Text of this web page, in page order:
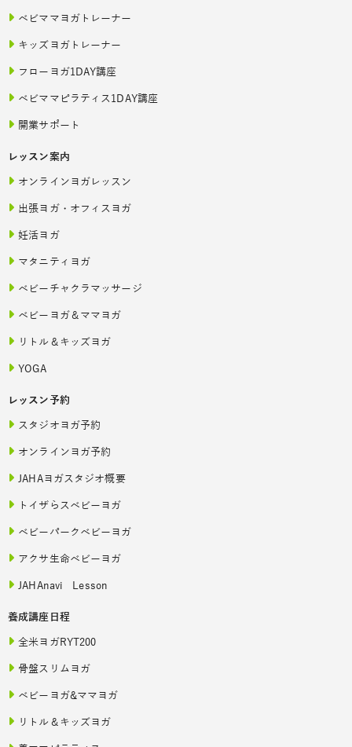
ベビママヨガトレーナー
キッズヨガトレーナー
フローヨガ1DAY講座
ベビママピラティス1DAY講座
開業サポート
レッスン案内
オンラインヨガレッスン
出張ヨガ・オフィスヨガ
妊活ヨガ
マタニティヨガ
ベビーチャクラマッサージ
ベビーヨガ＆ママヨガ
リトル＆キッズヨガ
YOGA
レッスン予約
スタジオヨガ予約
オンラインヨガ予約
JAHAヨガスタジオ概要
トイザらスベビーヨガ
ベビーパークベビーヨガ
アクサ生命ベビーヨガ
JAHAnavi Lesson
養成講座日程
全米ヨガRYT200
骨盤スリムヨガ
ベビーヨガ&ママヨガ
リトル＆キッズヨガ